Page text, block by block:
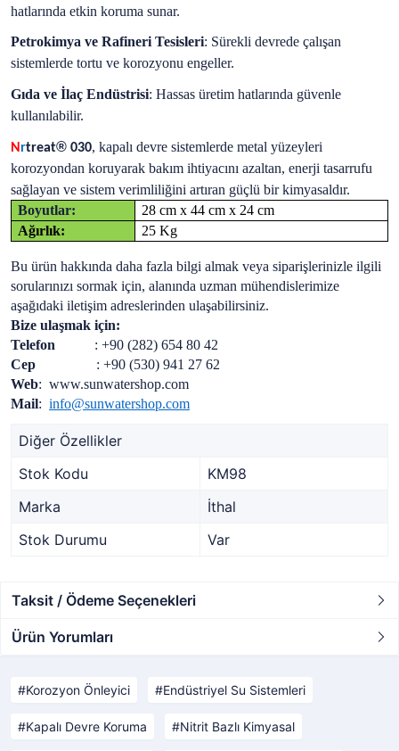
hatlarında etkin koruma sunar.
Petrokimya ve Rafineri Tesisleri: Sürekli devrede çalışan
sistemlerde tortu ve korozyonu engeller.
Gıda ve İlaç Endüstrisi: Hassas üretim hatlarında güvenle
kullanılabilir.
Nrtreat® 030, kapalı devre sistemlerde metal yüzeyleri
korozyondan koruyarak bakım ihtiyacını azaltan, enerji tasarrufu
sağlayan ve sistem verimliliğini artıran güçlü bir kimyasaldır.
Boyutlar:
28 cm x 44 cm x 24 cm
Ağırlık:
25 Kg
Bu ürün hakkında daha fazla bilgi almak veya siparişlerinizle ilgili
sorularınızı sormak için, alanında uzman mühendislerimize
aşağıdaki iletişim adreslerinden ulaşabilirsiniz.
Bize ulaşmak için:
Telefon : +90 (282) 654 80 42
Cep : +90 (530) 941 27 62
Web: www.sunwatershop.com
Mail: info@sunwatershop.com
Diğer Özellikler
Stok Kodu
KM98
Marka
İthal
Stok Durumu
Var
Taksit / Ödeme Seçenekleri
Ürün Yorumları
Korozyon Önleyici Endüstriyel Su Sistemleri
Kapalı Devre Koruma Nitrit Bazlı Kimyasal